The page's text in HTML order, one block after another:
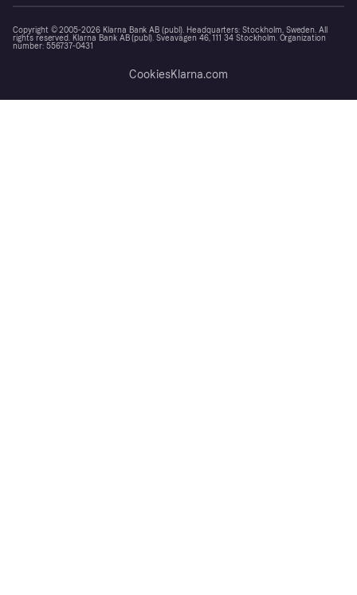
Copyright © 2005-2026 Klarna Bank AB (publ). Headquarters: Stockholm, Sweden. All
rights reserved. Klarna Bank AB (publ). Sveavägen 46, 111 34 Stockholm. Organization
number: 556737-0431
CookiesKlarna.com